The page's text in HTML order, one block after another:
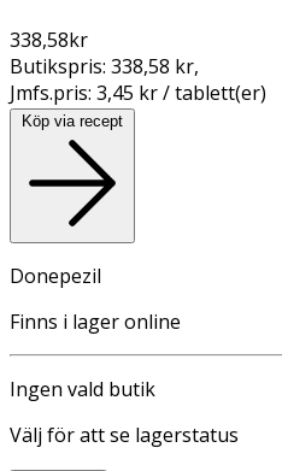
338,58kr
Butikspris: 338,58 kr,
Jmfs.pris: 3,45 kr / tablett(er)
Köp via recept
Donepezil
Finns i lager online
Ingen vald butik
Välj för att se lagerstatus